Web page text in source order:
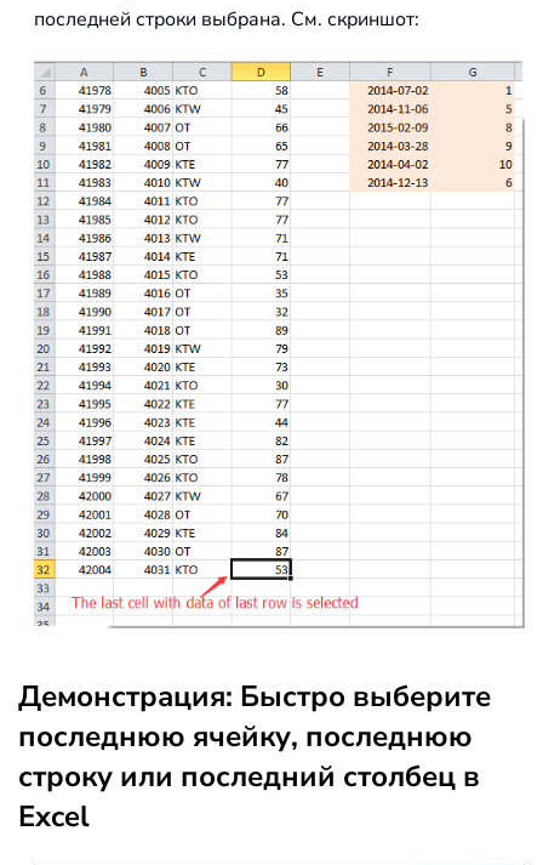
последней строки выбрана. См. скриншот:
Демонстрация: Быстро выберите
последнюю ячейку, последнюю
строку или последний столбец в
Excel